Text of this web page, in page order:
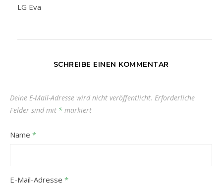
LG Eva
SCHREIBE EINEN KOMMENTAR
Deine E-Mail-Adresse wird nicht veröffentlicht. Erforderliche
Felder sind mit * markiert
Name *
E-Mail-Adresse *